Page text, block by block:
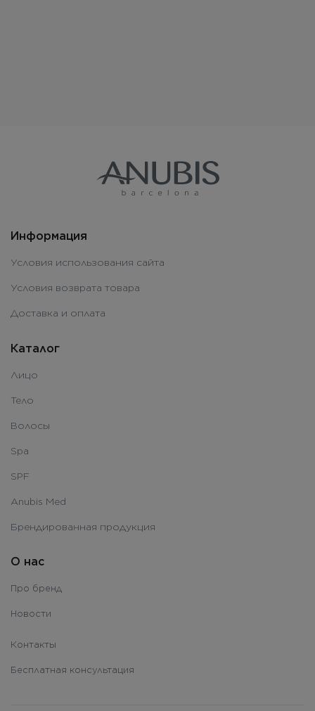
Информация
Условия использования сайта
Условия возврата товара
Доставка и оплата
Каталог
Лицо
Тело
Волосы
Spa
SPF
Anubis Med
Брендированная продукция
О нас
Про бренд
Новости
Контакты
Бесплатная консультация